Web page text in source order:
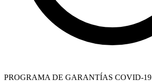
PROGRAMA DE GARANTÍAS COVID-19